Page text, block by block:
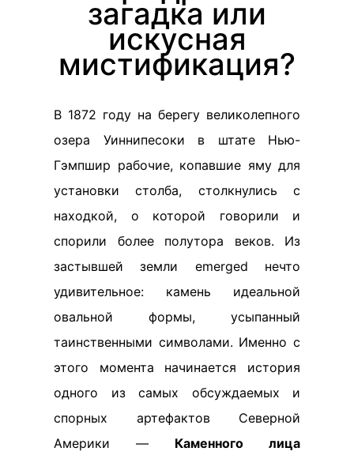
загадка или
искусная
мистификация?
В 1872 году на берегу великолепного
озера Уиннипесоки в штате Нью-
Гэмпшир рабочие, копавшие яму для
установки столба, столкнулись с
находкой, о которой говорили и
спорили более полутора веков. Из
застывшей земли emerged нечто
удивительное: камень идеальной
овальной формы, усыпанный
таинственными символами. Именно с
этого момента начинается история
одного из самых обсуждаемых и
спорных артефактов Северной
Америки — Каменного лица